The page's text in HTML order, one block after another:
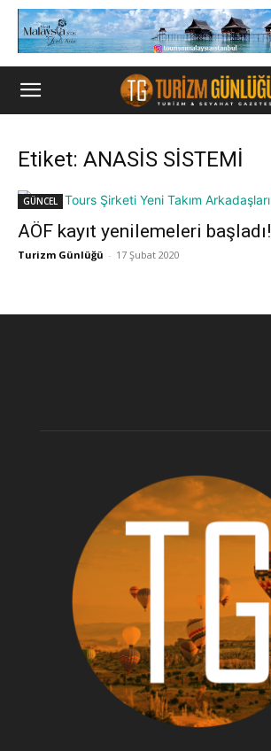
Etiket: ANASİS SİSTEMİ
GÜNCEL
AÖF kayıt yenilemeleri başladı!
Turizm Günlüğü - 17 Şubat 2020